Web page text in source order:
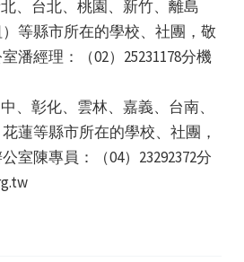
、台北、桃園、新竹、離島
）等縣市所在的學校、社團，敬
潘經理：（02）25231178分機
、彰化、雲林、嘉義、台南、
蓮等縣市所在的學校、社團，
室陳專員：（04）23292372分